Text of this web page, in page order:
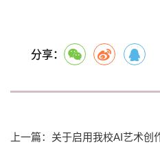
分享：
上一篇：关于启用我校AI艺术创